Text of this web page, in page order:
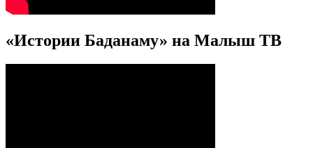
«Истории Баданаму» на Малыш ТВ